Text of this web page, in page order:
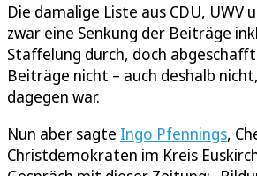
Die damalige Liste aus CDU, UWV
zwar eine Senkung der Beiträge
Staffelung durch, doch
Beiträge nicht – auch deshalb
dagegen war.
Nun aber sagte Ingo Pfennings,
Christdemokraten im Kreis